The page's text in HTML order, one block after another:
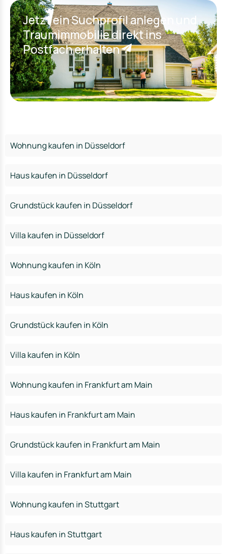
Jetzt ein Suchprofil anlegen und
Traumimmobilie direkt ins
Postfach erhalten
Wohnung kaufen in Düsseldorf
Haus kaufen in Düsseldorf
Grundstück kaufen in Düsseldorf
Villa kaufen in Düsseldorf
Wohnung kaufen in Köln
Haus kaufen in Köln
Grundstück kaufen in Köln
Villa kaufen in Köln
Wohnung kaufen in Frankfurt am Main
Haus kaufen in Frankfurt am Main
Grundstück kaufen in Frankfurt am Main
Villa kaufen in Frankfurt am Main
Wohnung kaufen in Stuttgart
Haus kaufen in Stuttgart